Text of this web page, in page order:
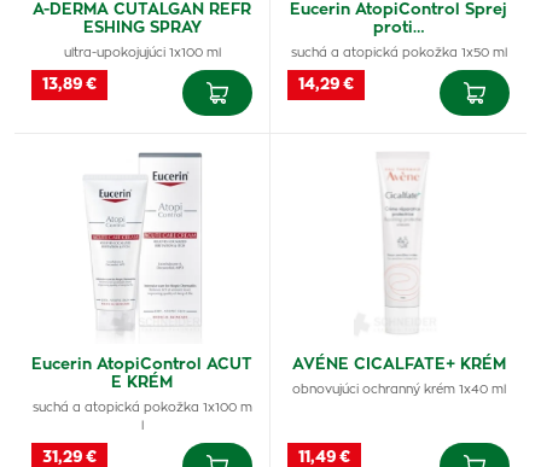
A-DERMA CUTALGAN REFR
ESHING SPRAY
ultra-upokojujúci 1x100 ml
13,89 €
Eucerin AtopiControl Sprej
proti…
suchá a atopická pokožka 1x50 ml
14,29 €
Eucerin AtopiControl ACUT
E KRÉM
suchá a atopická pokožka 1x100 m
31,29 €
AVÉNE CICALFATE+ KRÉM
obnovujúci ochranný krém 1x40 ml
11,49 €